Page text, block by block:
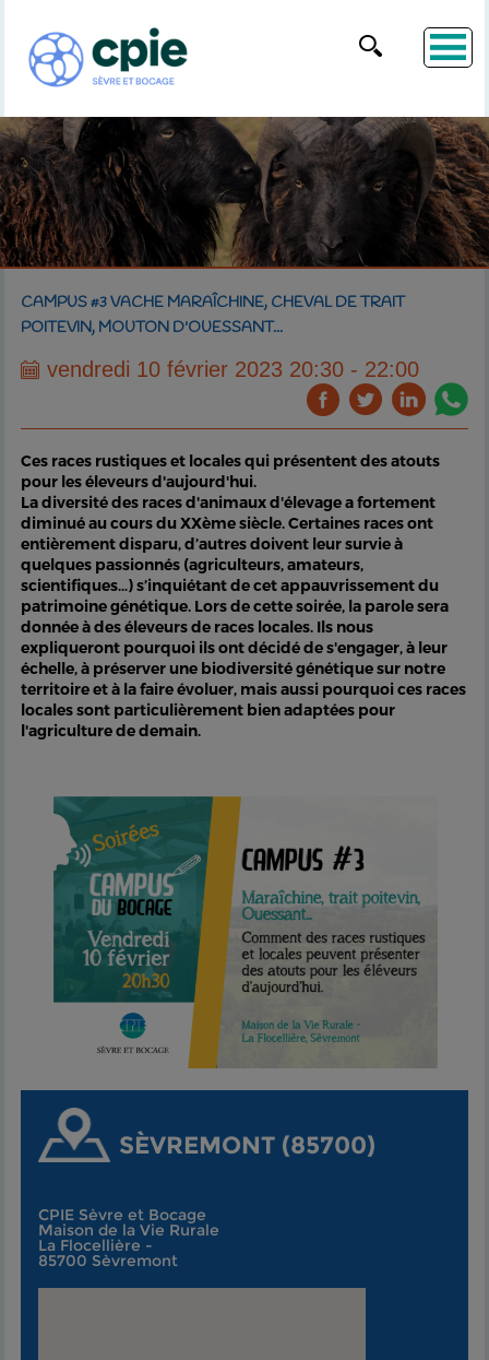
CAMPUS #3 VACHE MARAÎCHINE, CHEVAL DE TRAIT
POITEVIN, MOUTON D'OUESSANT...
vendredi 10 février 2023 20:30 - 22:00
Ces races rustiques et locales qui présentent des atouts
pour les éleveurs d'aujourd'hui.
La diversité des races d'animaux d'élevage a fortement
diminué au cours du XXème siècle. Certaines races ont
entièrement disparu, d’autres doivent leur survie à
quelques passionnés (agriculteurs, amateurs,
scientifiques…) s’inquiétant de cet appauvrissement du
patrimoine génétique. Lors de cette soirée, la parole sera
donnée à des éleveurs de races locales. Ils nous
expliqueront pourquoi ils ont décidé de s'engager, à leur
échelle, à préserver une biodiversité génétique sur notre
territoire et à la faire évoluer, mais aussi pourquoi ces races
locales sont particulièrement bien adaptées pour
l'agriculture de demain.
SÈVREMONT (85700)
CPIE Sèvre et Bocage
Maison de la Vie Rurale
La Flocellière -
85700 Sèvremont